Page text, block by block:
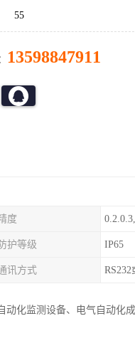
55
13598847911
度
防护等级 IP65
讯方式
化监测设备、电气自动化